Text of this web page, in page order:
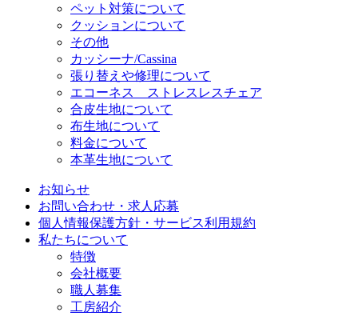
ペット対策について
クッションについて
その他
カッシーナ/Cassina
張り替えや修理について
エコーネス ストレスレスチェア
合皮生地について
布生地について
料金について
本革生地について
お知らせ
お問い合わせ・求人応募
個人情報保護方針・サービス利用規約
私たちについて
特徴
会社概要
職人募集
工房紹介